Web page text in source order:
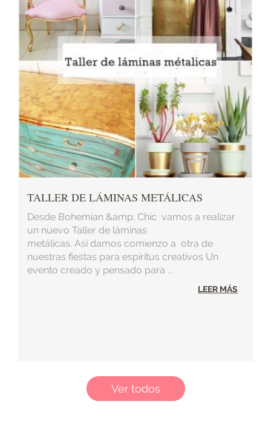
TALLER DE LÁMINAS METÁLICAS
Desde Bohemian &amp; Chic vamos a realizar
un nuevo Taller de láminas
metálicas. Así damos comienzo a otra de
nuestras fiestas para espíritus creativos Un
evento creado y pensado para ...
LEER MÁS
Ver todos